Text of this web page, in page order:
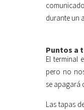
durante un
Puntos a
El terminal
pero no
se apagará
Las tapas